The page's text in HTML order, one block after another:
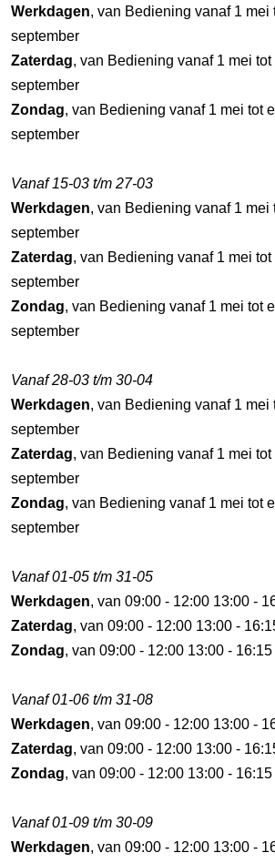
Werkdagen, van Bediening vanaf 1 mei
september
Zaterdag, van Bediening vanaf 1 mei tot
september
Zondag, van Bediening vanaf 1 mei tot
september
Vanaf 15-03 t/m 27-03
Werkdagen, van Bediening vanaf 1 mei
september
Zaterdag, van Bediening vanaf 1 mei tot
september
Zondag, van Bediening vanaf 1 mei tot
september
Vanaf 28-03 t/m 30-04
Werkdagen, van Bediening vanaf 1 mei
september
Zaterdag, van Bediening vanaf 1 mei tot
september
Zondag, van Bediening vanaf 1 mei tot
september
Vanaf 01-05 t/m 31-05
Werkdagen, van 09:00 - 12:00 13:00 -
Zaterdag, van 09:00 - 12:00 13:00 -
Zondag, van 09:00 - 12:00 13:00 -
Vanaf 01-06 t/m 31-08
Werkdagen, van 09:00 - 12:00 13:00 -
Zaterdag, van 09:00 - 12:00 13:00 -
Zondag, van 09:00 - 12:00 13:00 -
Vanaf 01-09 t/m 30-09
Werkdagen, van 09:00 - 12:00 13:00 -